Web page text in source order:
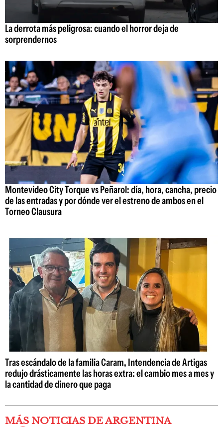
La derrota más peligrosa: cuando el horror deja de
sorprendernos
Montevideo City Torque vs Peñarol: día, hora, cancha, precio
de las entradas y por dónde ver el estreno de ambos en el
Torneo Clausura
Tras escándalo de la familia Caram, Intendencia de Artigas
redujo drásticamente las horas extra: el cambio mes a mes y
la cantidad de dinero que paga
MÁS NOTICIAS DE ARGENTINA